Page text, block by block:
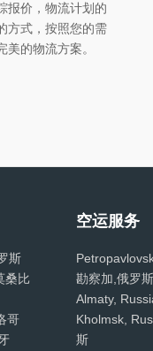
报价，物流计划的
方式，按照您的需
美的物流方案。
斯
桑比
哥
空运服务
勘察加,俄罗斯
Almaty,
Kholmsk,
斯